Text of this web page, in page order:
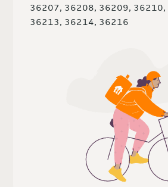
36207, 36208, 36209,
36213, 36214, 36216